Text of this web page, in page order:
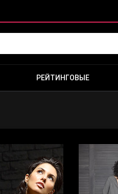
РЕЙТИНГОВЫЕ